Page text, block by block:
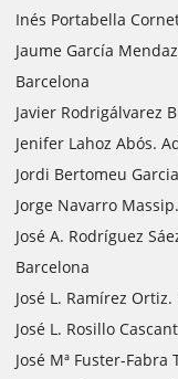
Inés Portabella
Jaume García
Barcelona
Javier Rodrigálvarez
Jenifer Lahoz Abós.
Jordi Bertomeu
Jorge Navarro
José A. Rodríguez
Barcelona
José L. Ramírez
José L. Rosillo
José Mª Fuster-